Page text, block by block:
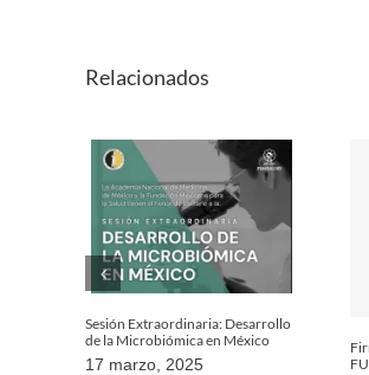
Relacionados
Sesión Extraordinaria: Desarrollo
de la Microbiómica en México
17 marzo, 2025